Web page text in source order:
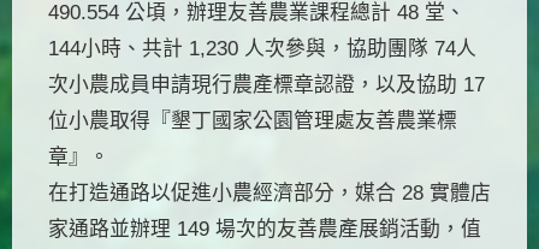
490.554 公頃，辦理友善農業課程總計 48 堂、
144小時、共計 1,230 人次參與，協助團隊 74人
次小農成員申請現行農產標章認證，以及協助 17
位小農取得『墾丁國家公園管理處友善農業標
章』。
在打造通路以促進小農經濟部分，媒合 28 實體店
家通路並辦理 149 場次的友善農產展銷活動，值